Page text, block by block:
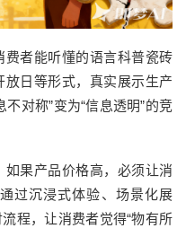
费者能听懂的语言科普瓷砖
日等形式，真实展示生产
不对称”变为“信息透明”的竞
如果产品价格高，必须让消
过沉浸式体验、场景化展
程，让消费者觉得“物有所